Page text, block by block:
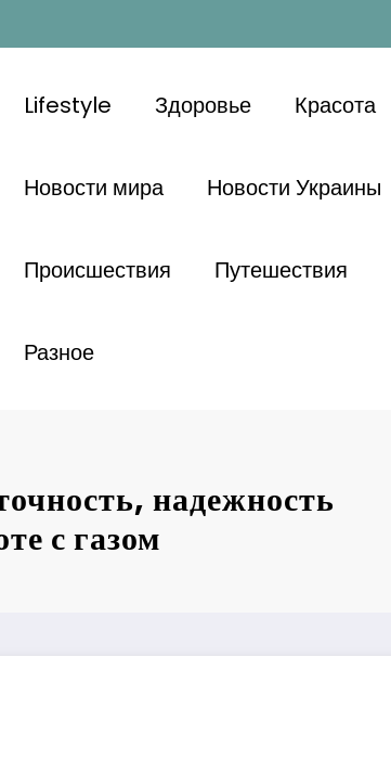
Lifestyle Здоровье Красота
Новости мира Новости Украины
Происшествия Путешествия
Разное
надежность
с газом